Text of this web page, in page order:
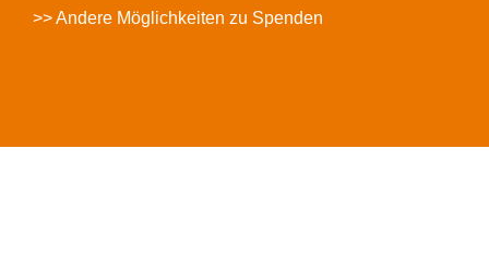
>> Andere Möglichkeiten zu Spenden